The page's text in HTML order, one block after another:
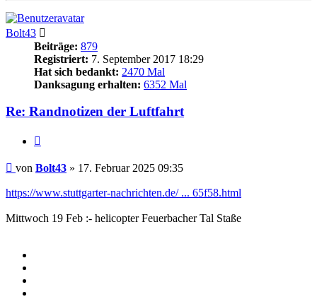
Bolt43
Beiträge: 879
Registriert: 7. September 2017 18:29
Hat sich bedankt: 2470 Mal
Danksagung erhalten: 6352 Mal
Re: Randnotizen der Luftfahrt
Beitrag
von Bolt43 » 17. Februar 2025 09:35
https://www.stuttgarter-nachrichten.de/ ... 65f58.html
Mittwoch 19 Feb :- helicopter Feuerbacher Tal Staße